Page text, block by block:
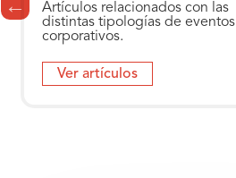
Artículos relacionados con las
distintas tipologías de eventos
corporativos.
Ver artículos